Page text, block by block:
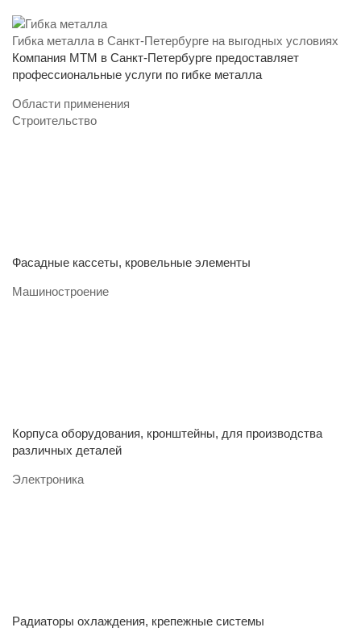
Гибка металла в Санкт-Петербурге на выгодных условиях
Компания MTM в Санкт-Петербурге предоставляет
профессиональные услуги по гибке металла
Области применения
Строительство
Фасадные кассеты, кровельные элементы
Машиностроение
Корпуса оборудования, кронштейны, для производства
различных деталей
Электроника
Радиаторы охлаждения, крепежные системы